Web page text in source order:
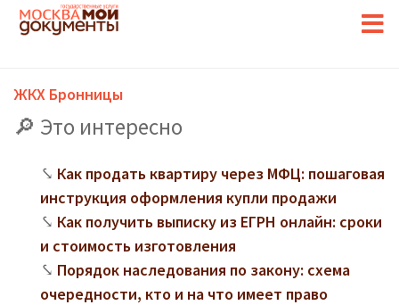
ЖКХ Бронницы
Это интересно
Как продать квартиру через МФЦ: пошаговая
инструкция оформления купли продажи
Как получить выписку из ЕГРН онлайн: сроки
и стоимость изготовления
Порядок наследования по закону: схема
очередности, кто и на что имеет право